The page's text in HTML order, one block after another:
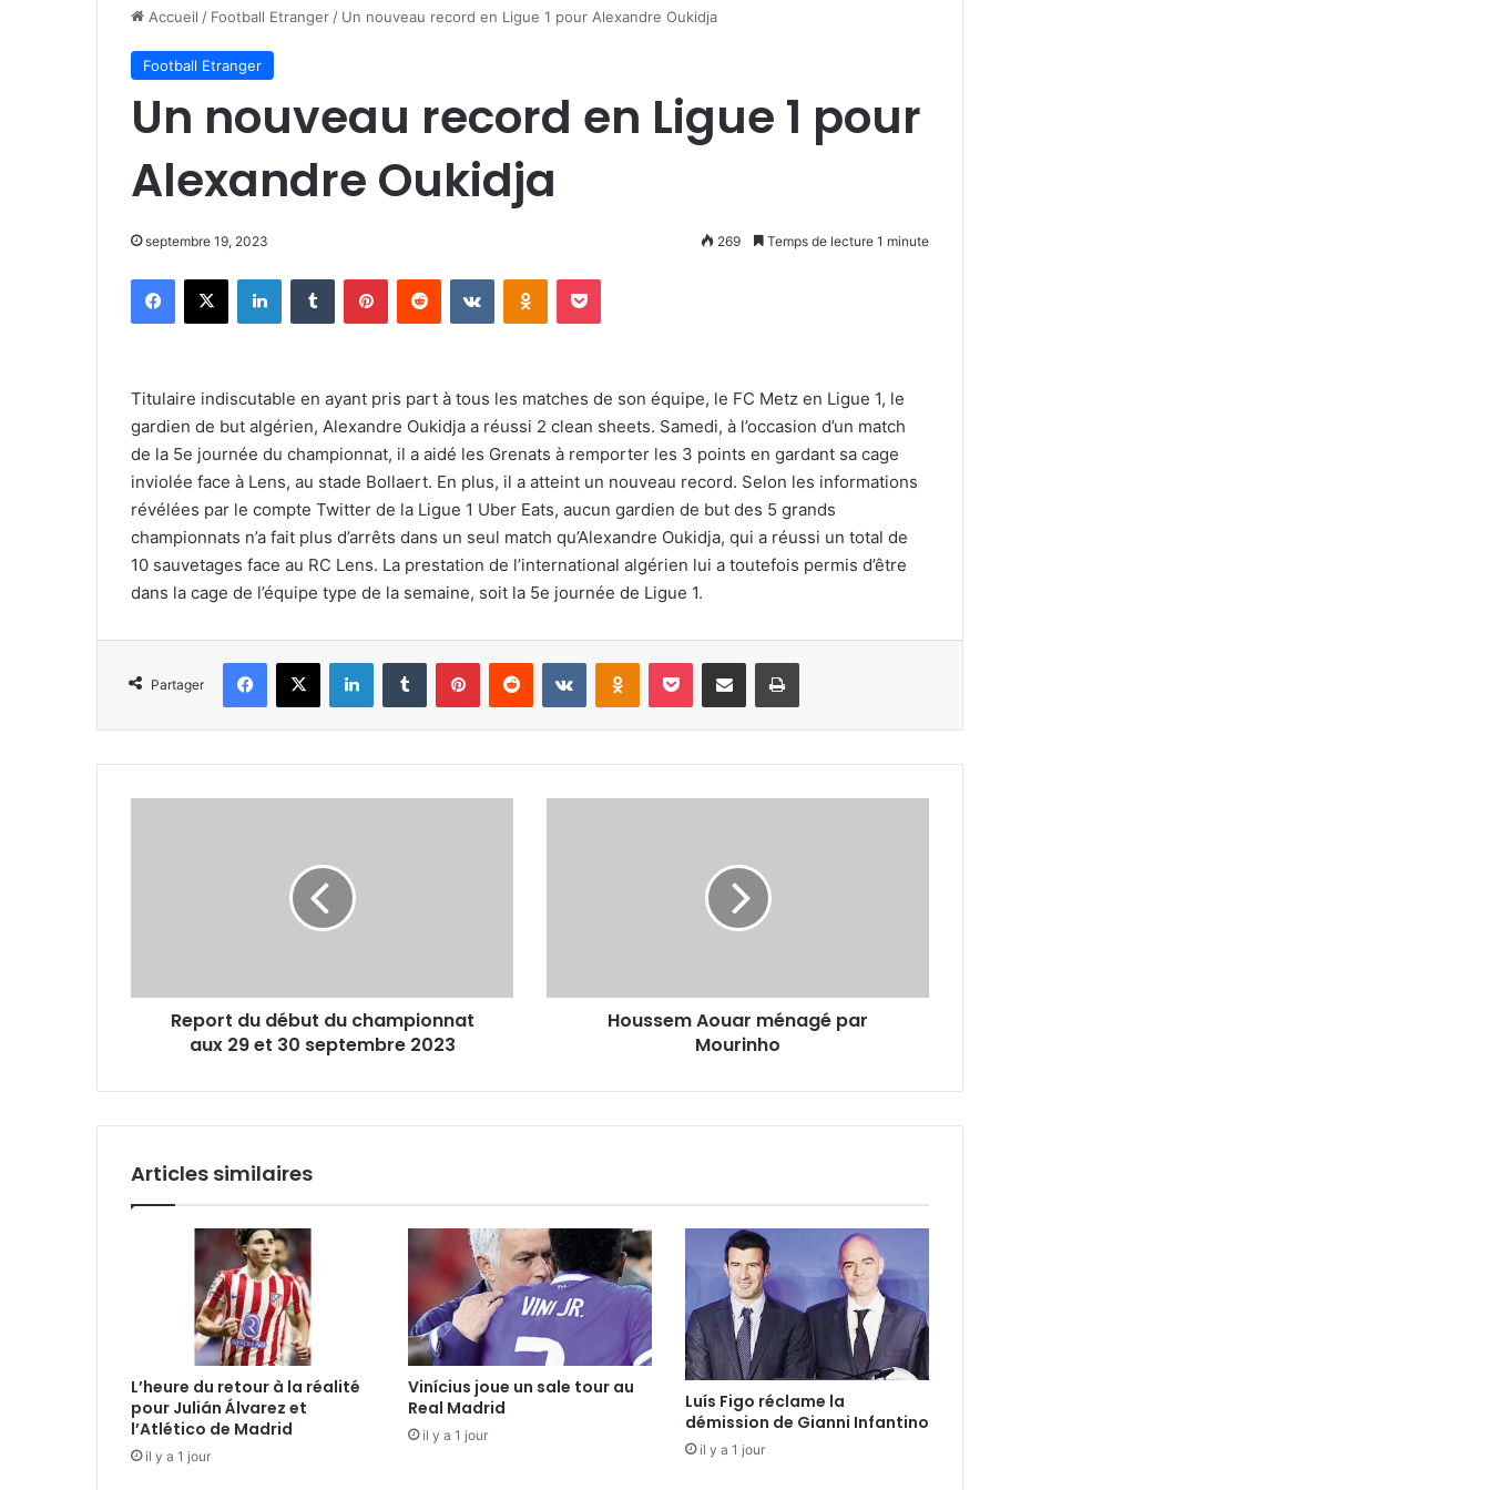
Accueil / Football Etranger / Un nouveau record en Ligue 1 pour Alexandre Oukidja
Football Etranger
Un nouveau record en Ligue 1 pour
Alexandre Oukidja
septembre 19, 2023 269 Temps de lecture 1 minute
Facebook
X LinkedinTumblr PinterestReddit VKontakteOdnoklassniki
Pocket
Titulaire indiscutable en ayant pris part à tous les matches de son équipe, le FC Metz en Ligue 1, le
gardien de but algérien, Alexandre Oukidja a réussi 2 clean sheets. Samedi, à l’occasion d’un match
de la 5e journée du championnat, il a aidé les Grenats à remporter les 3 points en gardant sa cage
inviolée face à Lens, au stade Bollaert. En plus, il a atteint un nouveau record. Selon les informations
révélées par le compte Twitter de la Ligue 1 Uber Eats, aucun gardien de but des 5 grands
championnats n’a fait plus d’arrêts dans un seul match qu’Alexandre Oukidja, qui a réussi un total de
10 sauvetages face au RC Lens. La prestation de l’international algérien lui a toutefois permis d’être
dans la cage de l’équipe type de la semaine, soit la 5e journée de Ligue 1.
Partager
Facebook
X LinkedinTumblr PinterestReddit VKontakteOdnoklassniki
Pocket Partager par email Imprimer
30
septembreReport du début du championnat
aux 29 et 30 septembre 2023
Houssem Aouar ménagé par
Mourinho
Articles similaires
L’heure du retour à la réalité
pour Julián Álvarez et
l’Atlético de Madrid
il y a 1 jour
Vinícius joue un sale tour au
Real Madrid
il y a 1 jour
Luís Figo réclame la
démission de Gianni Infantino
il y a 1 jour